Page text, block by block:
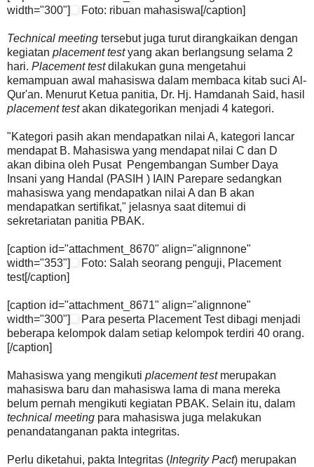
width="300"]
Foto: ribuan mahasiswa[/caption]
Technical meeting tersebut juga turut dirangkaikan dengan
kegiatan placement testyang akan berlangsung selama 2
hari. Placement testdilakukan guna mengetahui
kemampuan awal mahasiswa dalam membaca kitab suci Al-
Qur'an. Menurut Ketua panitia, Dr. Hj. Hamdanah Said, hasil
placement testakan dikategorikan menjadi 4 kategori.
"Kategori pasih akan mendapatkan nilai A, kategori lancar
mendapat B. Mahasiswa yang mendapat nilai C dan D
akan dibina oleh Pusat Pengembangan Sumber Daya
Insani yang Handal (PASIH ) IAIN Parepare sedangkan
mahasiswa yang mendapatkan nilai A dan B akan
mendapatkan sertifikat," jelasnya saat ditemui di
sekretariatan panitia PBAK.
[caption id="attachment_8670" align="alignnone"
width="353"]
Foto: Salah seorang penguji, Placement
test[/caption]
[caption id="attachment_8671" align="alignnone"
width="300"]
Para peserta Placement Test dibagi menjadi
beberapa kelompok dalam setiap kelompok terdiri 40 orang.
[/caption]
Mahasiswa yang mengikuti placement testmerupakan
mahasiswa baru dan mahasiswa lama di mana mereka
belum pernah mengikuti kegiatan PBAK. Selain itu, dalam
technical meeting para mahasiswa juga melakukan
penandatanganan pakta integritas.
Perlu diketahui, pakta Integritas (Integrity Pact) merupakan